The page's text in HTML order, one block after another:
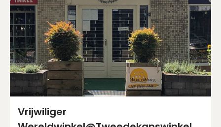
Vrijwiliger